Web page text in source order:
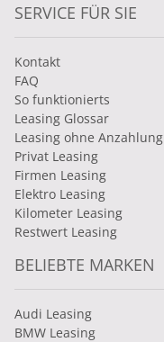
SERVICE FÜR SIE
Kontakt
FAQ
So funktionierts
Leasing Glossar
Leasing ohne Anzahlung
Privat Leasing
Firmen Leasing
Elektro Leasing
Kilometer Leasing
Restwert Leasing
BELIEBTE MARKEN
Audi Leasing
BMW Leasing